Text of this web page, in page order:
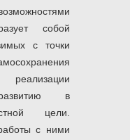
собой
с точки
в
цели.
с ними